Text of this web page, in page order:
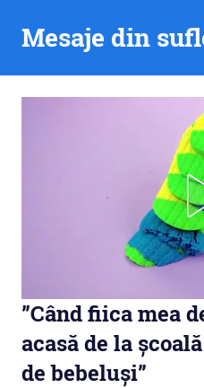
Mesaje din
”Când fiica mea
acasă de la
de bebeluși”